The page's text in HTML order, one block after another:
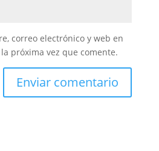
correo electrónico y web en
próxima vez que comente.